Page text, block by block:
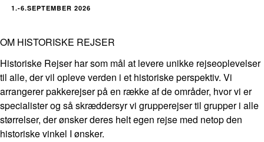
1.-6.SEPTEMBER 2026
OM HISTORISKE REJSER
Historiske Rejser har som mål at levere unikke rejseoplevelser
til alle, der vil opleve verden i et historiske perspektiv. Vi
arrangerer pakkerejser på en række af de områder, hvor vi er
specialister og så skræddersyr vi grupperejser til grupper i alle
størrelser, der ønsker deres helt egen rejse med netop den
historiske vinkel I ønsker.